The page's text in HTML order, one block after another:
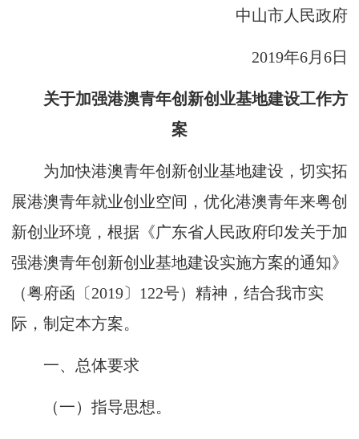
中山市人民政府
2019年6月 6日
关于加强港澳青年创新创业基地建设工作方
案
为加快港澳青年创新创业基地建设，切实拓
展港澳青年就业创业空间，优化港澳青年来粤创
新创业环境，根据《广东省人民政府印发关于加
强港澳青年创新创业基地建设实施方案的通知》
（粤府函〔 2019〕 122号）精神，结合我市实
际，制定本方案。
一、总体要求
（一）指导思想。